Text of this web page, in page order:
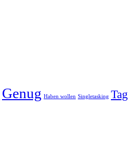
Genug Haben wollen Singletasking